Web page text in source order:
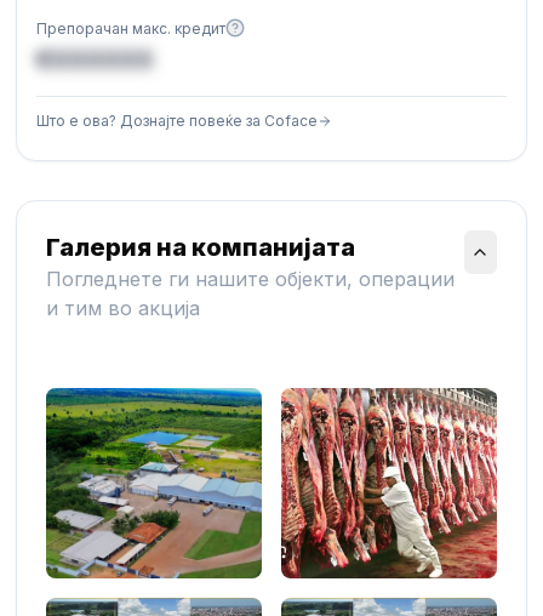
Галерия на компанијата
Погледнете ги нашите објекти, операции
и тим во акција
Препорачан макс. кредит
€XXXXXX
Што е ова? Дознајте повеќе за Coface